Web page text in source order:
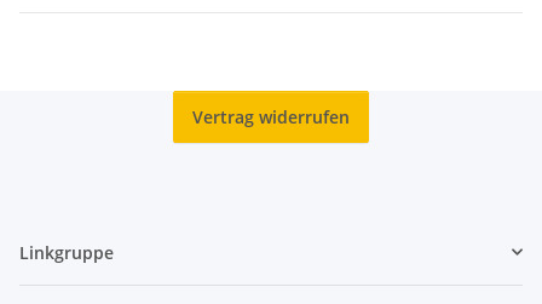
Vertrag widerrufen
Linkgruppe